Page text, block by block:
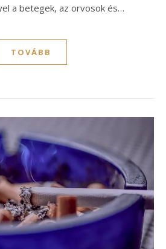
a betegek, az orvosok és…
TOVÁBB